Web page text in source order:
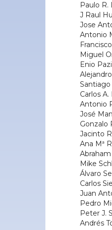
Paulo R.
J Raul
Jose
Antonio
Miguel
Enio
Carlos
Antonio
José
Gonzalo
Jacinto
Ana Mª
Mike
Álvaro
Carlos
Juan
Pedro
Peter J.
Andrés